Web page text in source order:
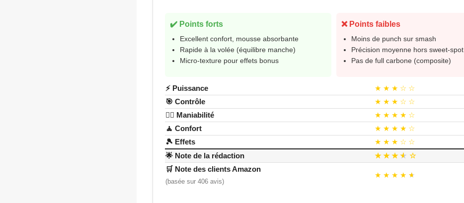
✔️ Points forts
Excellent confort, mousse absorbante
Rapide à la volée (équilibre manche)
Micro-texture pour effets bonus
❌ Points faibles
Moins de punch sur smash
Précision moyenne hors sweet-spot
Pas de full carbone (composite)
⚡ Puissance ★ ★ ★ ☆ ☆
🎯 Contrôle
★ ★ ★ ☆ ☆
🤸‍♂️ Maniabilité
★ ★ ★ ★ ☆
🧘 Confort
★ ★ ★ ★ ☆
🎾 Effets
★ ★ ★ ☆ ☆
🌟 Note de la rédaction ★ ★ ★★
★ ☆
🛒 Note des clients Amazon
(basée sur 406 avis)
★ ★ ★ ★ ★
★